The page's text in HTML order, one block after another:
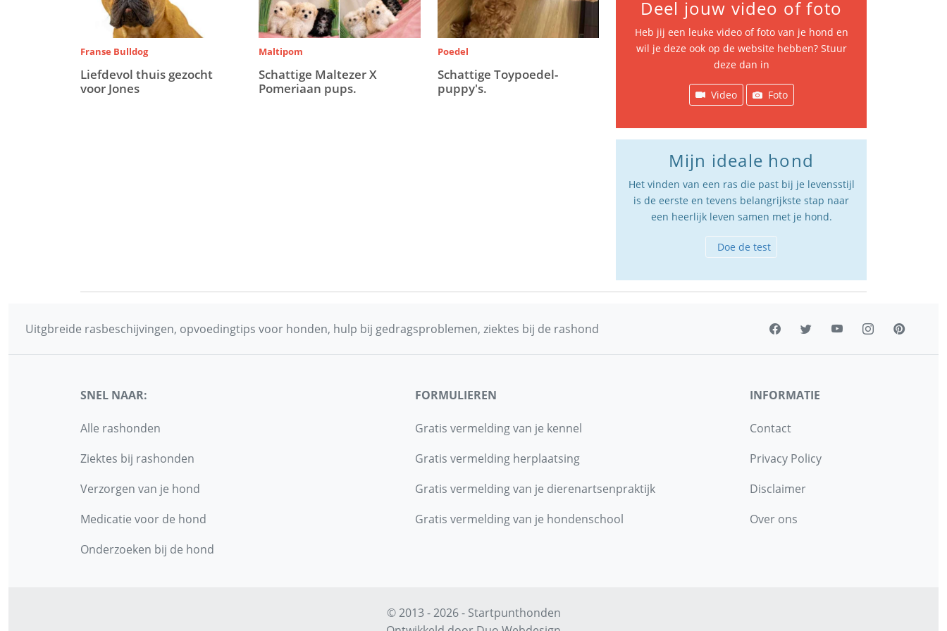
Franse Bulldog
Liefdevol thuis gezocht
voor Jones
Maltipom
Schattige Maltezer X
Pomeriaan pups.
Poedel
Schattige Toypoedel-
puppy's.
Deel jouw video of foto
Heb jij een leuke video of foto van je hond en
wil je deze ook op de website hebben? Stuur
deze dan in
Video Foto
Mijn ideale hond
Het vinden van een ras die past bij je levensstijl
is de eerste en tevens belangrijkste stap naar
een heerlijk leven samen met je hond.
Doe de test
Uitgbreide rasbeschijvingen, opvoedingtips voor honden, hulp bij gedragsproblemen, ziektes bij de rashond
SNEL NAAR:
Alle rashonden
Ziektes bij rashonden
Verzorgen van je hond
Medicatie voor de hond
Onderzoeken bij de hond
FORMULIEREN
Gratis vermelding van je kennel
Gratis vermelding herplaatsing
Gratis vermelding van je dierenartsenpraktijk
Gratis vermelding van je hondenschool
INFORMATIE
Contact
Privacy Policy
Disclaimer
Over ons
© 2013 - 2026 - Startpunthonden